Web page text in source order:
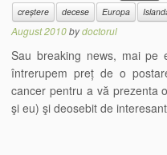
creștere
decese Europa
August 2010bydoctorul
Sau breaking news, mai pe
întrerupem preț de o
cancer pentru a vă prezenta
şi eu) şi deosebit de